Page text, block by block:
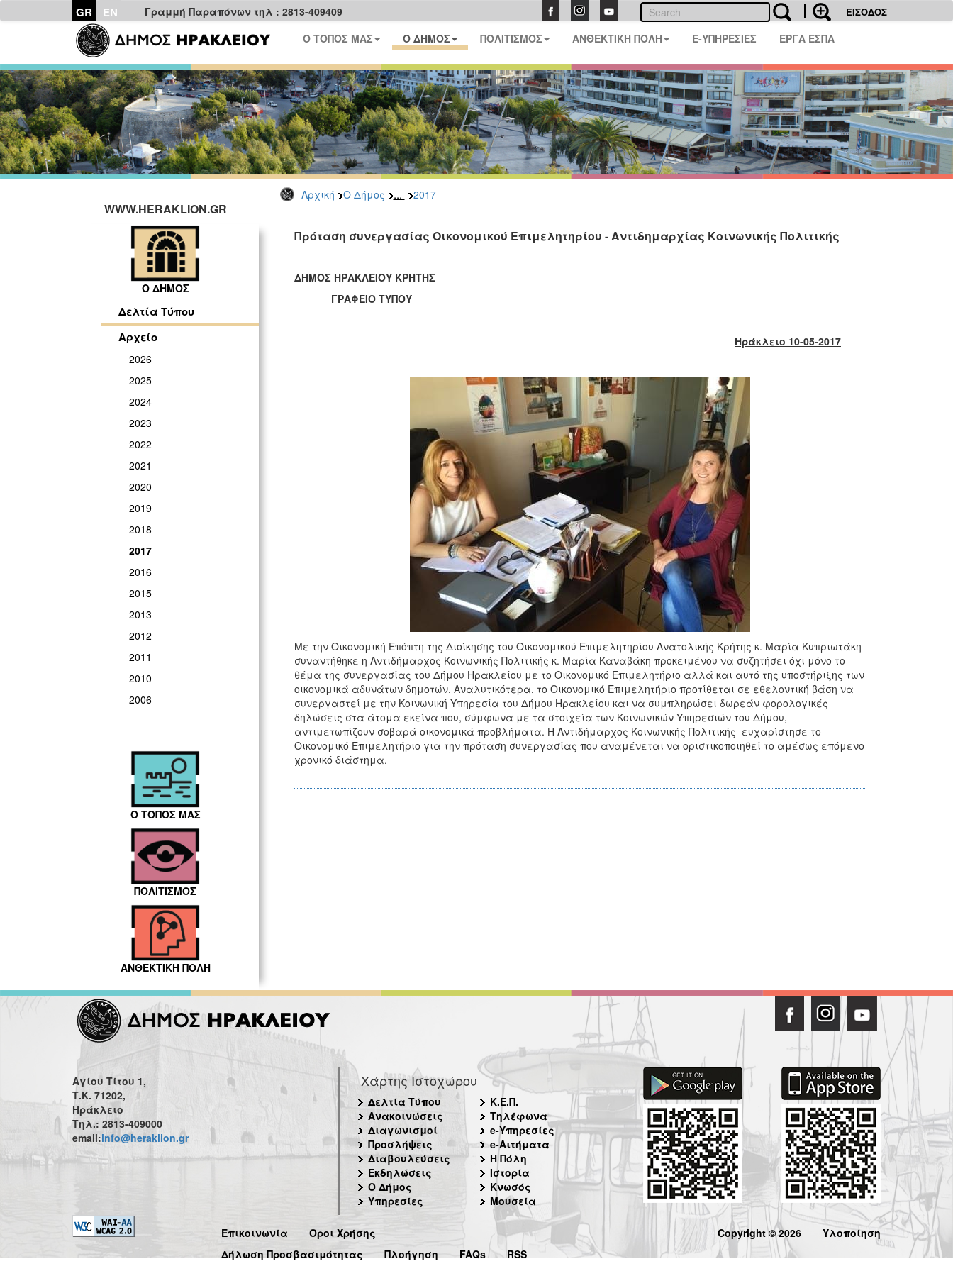
GR EN Γραμμή Παραπόνων τηλ : 2813-409409 ΕΙΣΟΔΟΣ
Ο ΤΟΠΟΣ ΜΑΣ Ο ΔΗΜΟΣ ΠΟΛΙΤΙΣΜΟΣ ΑΝΘΕΚΤΙΚΗ ΠΟΛΗ E-ΥΠΗΡΕΣΙΕΣ ΕΡΓΑ ΕΣΠΑ
Αρχική Ο Δήμος ... 2017
WWW.HERAKLION.GR
Ο ΔΗΜΟΣ
Δελτία Τύπου
Αρχείο
2026
2025
2024
2023
2022
2021
2020
2019
2018
2017
2016
2015
2013
2012
2011
2010
2006
Ο ΤΟΠΟΣ ΜΑΣ
ΠΟΛΙΤΙΣΜΟΣ
ΑΝΘΕΚΤΙΚΗ ΠΟΛΗ
Πρόταση συνεργασίας Οικονομικού Επιμελητηρίου - Αντιδημαρχίας Κοινωνικής Πολιτικής
ΔΗΜΟΣ ΗΡΑΚΛΕΙΟΥ ΚΡΗΤΗΣ
ΓΡΑΦΕΙΟ ΤΥΠΟΥ
Ηράκλειο 10-05-2017
Με την Οικονομική Επόπτη της Διοίκησης του Οικονομικού Επιμελητηρίου Ανατολικής Κρήτης κ. Μαρία Κυπριωτάκη
συναντήθηκε η Αντιδήμαρχος Κοινωνικής Πολιτικής κ. Μαρία Καναβάκη προκειμένου να συζητήσει όχι μόνο το
θέμα της συνεργασίας του Δήμου Ηρακλείου με το Οικονομικό Επιμελητήριο αλλά και αυτό της υποστήριξης των
οικονομικά αδυνάτων δημοτών. Αναλυτικότερα, το Οικονομικό Επιμελητήριο προτίθεται σε εθελοντική βάση να
συνεργαστεί με την Κοινωνική Υπηρεσία του Δήμου Ηρακλείου και να συμπληρώσει δωρεάν φορολογικές
δηλώσεις στα άτομα εκείνα που, σύμφωνα με τα στοιχεία των Κοινωνικών Υπηρεσιών του Δήμου,
αντιμετωπίζουν σοβαρά οικονομικά προβλήματα. Η Αντιδήμαρχος Κοινωνικής Πολιτικής ευχαρίστησε το
Οικονομικό Επιμελητήριο για την πρόταση συνεργασίας που αναμένεται να οριστικοποιηθεί το αμέσως επόμενο
χρονικό διάστημα.
Αγίου Τίτου 1,
Τ.Κ. 71202,
Ηράκλειο
Τηλ.: 2813-409000
email:info@heraklion.gr
Χάρτης Ιστοχώρου
Δελτία Τύπου
Ανακοινώσεις
Διαγωνισμοί
Προσλήψεις
Διαβουλεύσεις
Εκδηλώσεις
Ο Δήμος
Υπηρεσίες
Κ.Ε.Π.
Τηλέφωνα
e-Υπηρεσίες
e-Αιτήματα
Η Πόλη
Ιστορία
Κνωσός
Μουσεία
Επικοινωνία
Όροι Χρήσης
Δήλωση Προσβασιμότητας
Πλοήγηση FAQs RSS
Copyright © 2026 Υλοποίηση